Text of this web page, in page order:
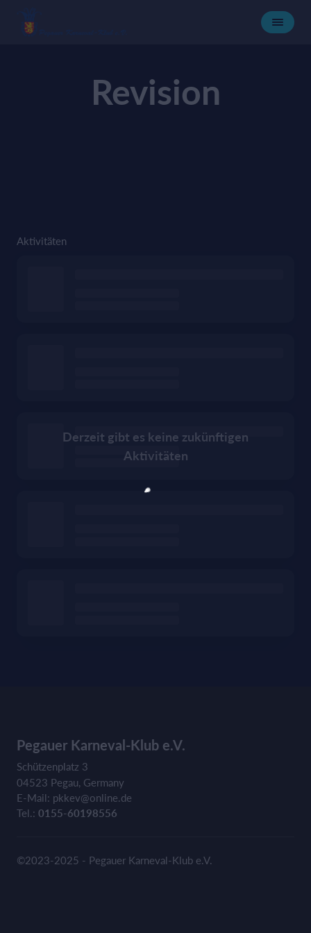
Revision
Aktivitäten
Derzeit gibt es keine zukünftigen
Aktivitäten
Pegauer Karneval-Klub e.V.
Schützenplatz 3
04523 Pegau, Germany
E-Mail: pkkev@online.de
Tel.: 0155-60198556
©2023-2025 - Pegauer Karneval-Klub e.V.